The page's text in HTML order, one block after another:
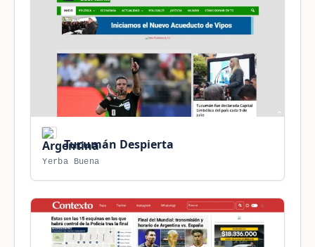
Tucumán Despierta
Yerba Buena